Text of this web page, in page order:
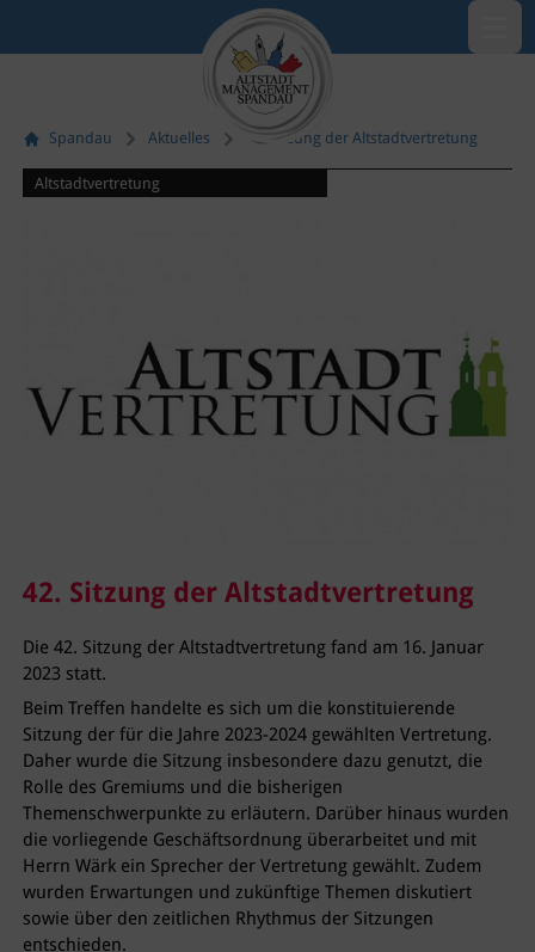
Spandau Aktuelles 42. Sitzung der Altstadtvertretung
Altstadtvertretung
42. Sitzung der Altstadtvertretung
Die 42. Sitzung der Altstadtvertretung fand am 16. Januar
2023 statt.
Beim Treffen handelte es sich um die konstituierende
Sitzung der für die Jahre 2023-2024 gewählten Vertretung.
Daher wurde die Sitzung insbesondere dazu genutzt, die
Rolle des Gremiums und die bisherigen
Themenschwerpunkte zu erläutern. Darüber hinaus wurden
die vorliegende Geschäftsordnung überarbeitet und mit
Herrn Wärk ein Sprecher der Vertretung gewählt. Zudem
wurden Erwartungen und zukünftige Themen diskutiert
sowie über den zeitlichen Rhythmus der Sitzungen
entschieden.